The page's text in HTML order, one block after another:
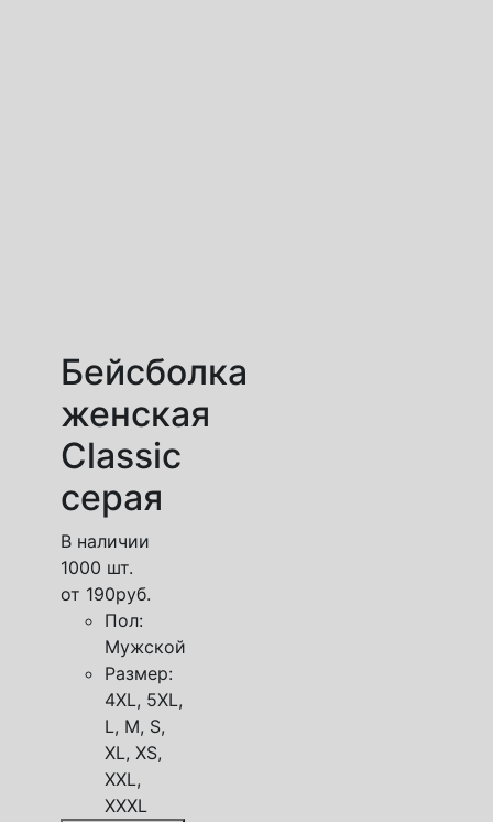
Бейсболка
женская
Classic
серая
В наличии
1000 шт.
от 190руб.
Пол:
Мужской
Размер:
4XL, 5XL,
L, M, S,
XL, XS,
XXL,
XXXL